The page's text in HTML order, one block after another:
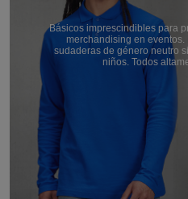
Básicos imprescindibles para
merchandising en eventos.
sudaderas de género neutro
niños. Todos